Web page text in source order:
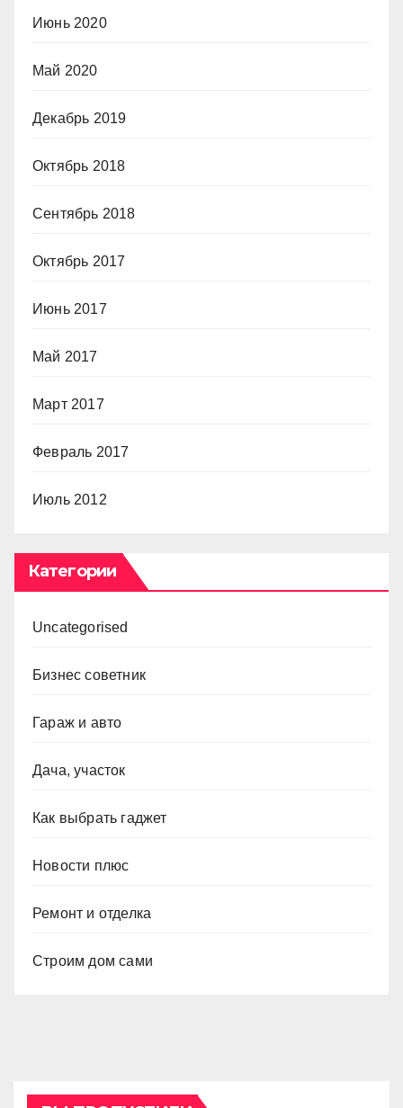
Июнь 2020
Май 2020
Декабрь 2019
Октябрь 2018
Сентябрь 2018
Октябрь 2017
Июнь 2017
Май 2017
Март 2017
Февраль 2017
Июль 2012
Категории
Uncategorised
Бизнес советник
Гараж и авто
Дача, участок
Как выбрать гаджет
Новости плюс
Ремонт и отделка
Строим дом сами